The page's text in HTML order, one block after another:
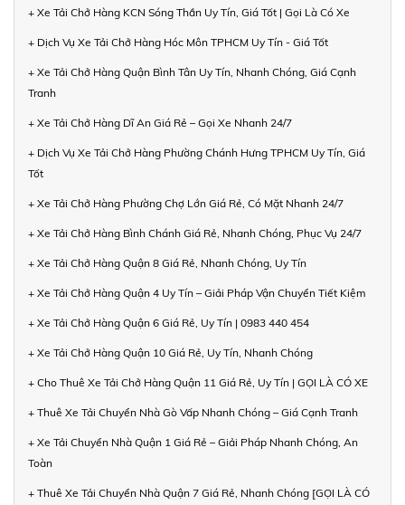
+ Xe Tải Chở Hàng KCN Sóng Thần Uy Tín, Giá Tốt | Gọi Là Có Xe
+ Dịch Vụ Xe Tải Chở Hàng Hóc Môn TPHCM Uy Tín - Giá Tốt
+ Xe Tải Chở Hàng Quận Bình Tân Uy Tín, Nhanh Chóng, Giá Cạnh
Tranh
+ Xe Tải Chở Hàng Dĩ An Giá Rẻ – Gọi Xe Nhanh 24/7
+ Dịch Vụ Xe Tải Chở Hàng Phường Chánh Hưng TPHCM Uy Tín, Giá
Tốt
+ Xe Tải Chở Hàng Phường Chợ Lớn Giá Rẻ, Có Mặt Nhanh 24/7
+ Xe Tải Chở Hàng Bình Chánh Giá Rẻ, Nhanh Chóng, Phục Vụ 24/7
+ Xe Tải Chở Hàng Quận 8 Giá Rẻ, Nhanh Chóng, Uy Tín
+ Xe Tải Chở Hàng Quận 4 Uy Tín – Giải Pháp Vận Chuyển Tiết Kiệm
+ Xe Tải Chở Hàng Quận 6 Giá Rẻ, Uy Tín | 0983 440 454
+ Xe Tải Chở Hàng Quận 10 Giá Rẻ, Uy Tín, Nhanh Chóng
+ Cho Thuê Xe Tải Chở Hàng Quận 11 Giá Rẻ, Uy Tín | GỌI LÀ CÓ XE
+ Thuê Xe Tải Chuyển Nhà Gò Vấp Nhanh Chóng – Giá Cạnh Tranh
+ Xe Tải Chuyển Nhà Quận 1 Giá Rẻ – Giải Pháp Nhanh Chóng, An
Toàn
+ Thuê Xe Tải Chuyển Nhà Quận 7 Giá Rẻ, Nhanh Chóng [GỌI LÀ CÓ